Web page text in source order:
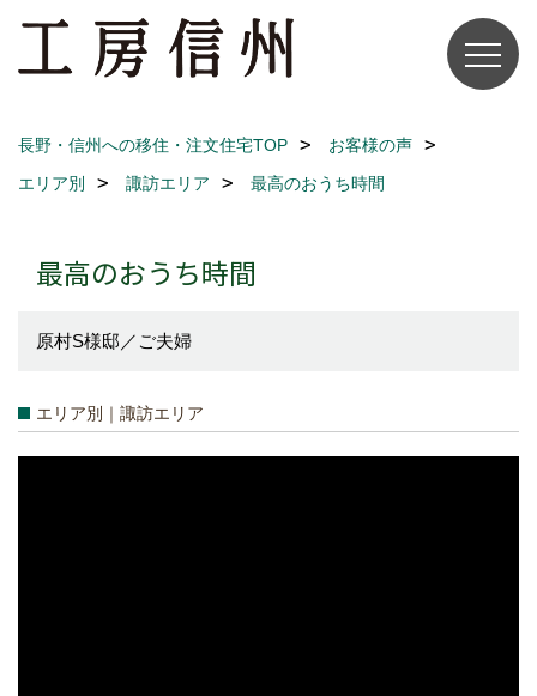
長野・信州への移住・注文住宅TOP
お客様の声
エリア別
諏訪エリア 最高のおうち時間
最高のおうち時間
原村S様邸／ご夫婦
エリア別｜諏訪エリア